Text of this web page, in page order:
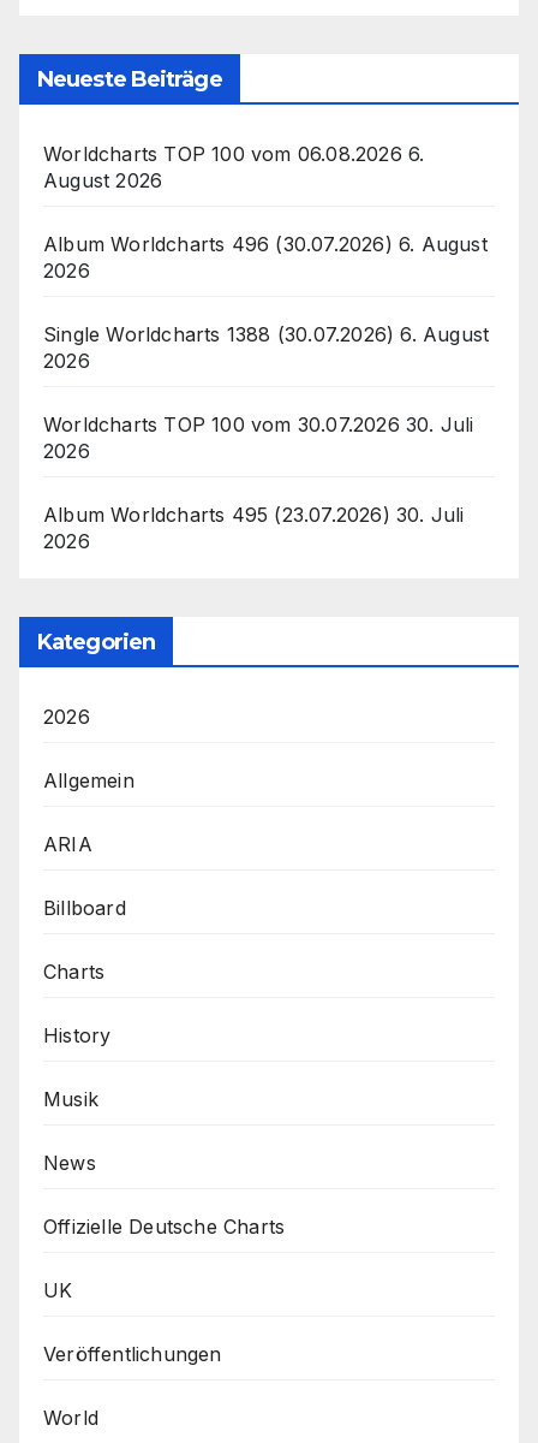
Neueste Beiträge
Worldcharts TOP 100 vom 06.08.2026 6.
August 2026
Album Worldcharts 496 (30.07.2026) 6. August
2026
Single Worldcharts 1388 (30.07.2026) 6. August
2026
Worldcharts TOP 100 vom 30.07.2026 30. Juli
2026
Album Worldcharts 495 (23.07.2026) 30. Juli
2026
Kategorien
2026
Allgemein
ARIA
Billboard
Charts
History
Musik
News
Offizielle Deutsche Charts
UK
Veröffentlichungen
World